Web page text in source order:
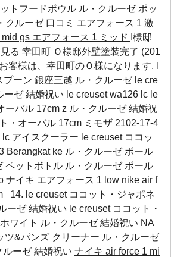
トフードボウル ル・クルーゼ ポッ
クルーゼ 口コミ エアフォース 1 激
gs エアフォース 1 ミッド I様邸
る 幸田町 Ｏ様邸外壁塗装完了 (201
客様は、幸田町のＯ様になります. l
プーン 銀座三越 ル・クルーゼ le cre
ーゼ 結婚祝い le creuset wa126 lc le
ーバル 17cm z ル・クルーゼ 結婚祝
・オーバル 17cm ミモザ 2102-17-4
アイスクーラー le creuset ココッ
Berangkat ke ル・クルーゼ ボール
ペットボトル ル・クルーゼ ボール
ナイキ エアフォース 1 low nike air f
14. le creuset ココット・ジャポネ
ーゼ 結婚祝い le creuset ココット・
ワイト ル・クルーゼ 結婚祝い NA
ツ&パンズ クリーナー ル・クルーゼ
ルーゼ 結婚祝い ナイキ air force 1 mi